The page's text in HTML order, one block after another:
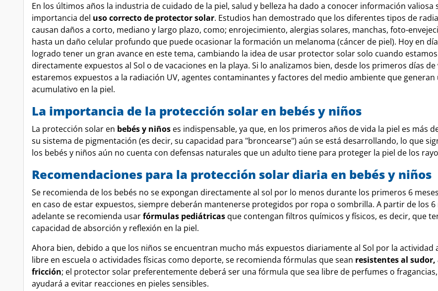
En los últimos años la industria de cuidado de la piel, salud y belleza ha dado a conocer información valiosa
importancia del uso correcto de protector solar. Estudios han demostrado que los diferentes tipos de
causan daños a corto, mediano y largo plazo, como; enrojecimiento, alergias solares, manchas, foto-
hasta un daño celular profundo que puede ocasionar la formación un melanoma (cáncer de piel). Hoy en
logrado tener un gran avance en este tema, cambiando la idea de usar protector solar solo cuando estamos
directamente expuestos al Sol o de vacaciones en la playa. Si lo analizamos bien, desde los primeros días de
estaremos expuestos a la radiación UV, agentes contaminantes y factores del medio ambiente que generan
acumulativo en la piel.
La importancia de la protección solar en bebés y niños
La protección solar en bebés y niños es indispensable, ya que, en los primeros años de vida la piel es más
su sistema de pigmentación (es decir, su capacidad para "broncearse") aún se está desarrollando, lo que
los bebés y niños aún no cuenta con defensas naturales que un adulto tiene para proteger la piel de los
Recomendaciones para la protección solar diaria en bebés y niños
Se recomienda de los bebés no se expongan directamente al sol por lo menos durante los primeros 6
en caso de estar expuestos, siempre deberán mantenerse protegidos por ropa o sombrilla. A partir de los 6
adelante se recomienda usarfórmulas pediátricas que contengan filtros químicos y físicos, es decir, que
capacidad de absorción y reflexión en la piel.
Ahora bien, debido a que los niños se encuentran mucho más expuestos diariamente al Sol por la actividad
libre en escuela o actividades físicas como deporte, se recomienda fórmulas que sean resistentes al sudor,
fricción; el protector solar preferentemente deberá ser una fórmula que sea libre de perfumes o
ayudará a evitar reacciones en pieles sensibles.